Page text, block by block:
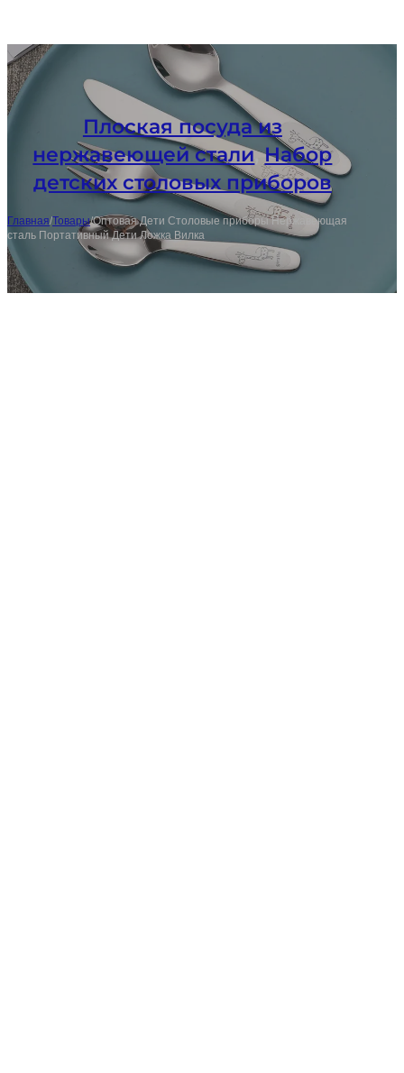
Плоская посуда из
нержавеющей стали,Набор
детских столовых приборов
Главная/Товары/Оптовая Дети Столовые приборы Нержавеющая
сталь Портативный Дети Ложка Вилка